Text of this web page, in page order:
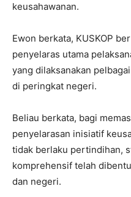
keusahawanan.
Ewon berkata, KUSKOP
penyelaras utama
yang dilaksanakan
di peringkat negeri.
Beliau berkata, bagi
penyelarasan inisiatif
tidak berlaku pertindihan,
komprehensif telah
dan negeri.